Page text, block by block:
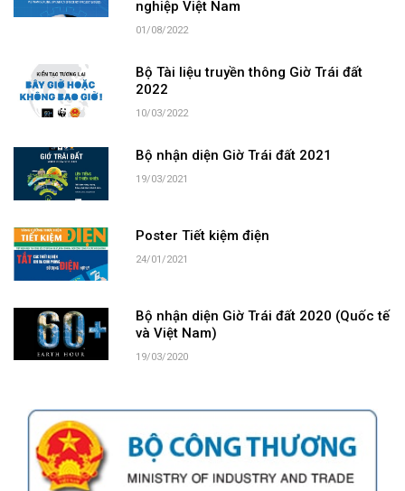
nghiệp Việt Nam
01/08/2022
Bộ Tài liệu truyền thông Giờ Trái đất
2022
10/03/2022
Bộ nhận diện Giờ Trái đất 2021
19/03/2021
Poster Tiết kiệm điện
24/01/2021
Bộ nhận diện Giờ Trái đất 2020 (Quốc tế
và Việt Nam)
19/03/2020